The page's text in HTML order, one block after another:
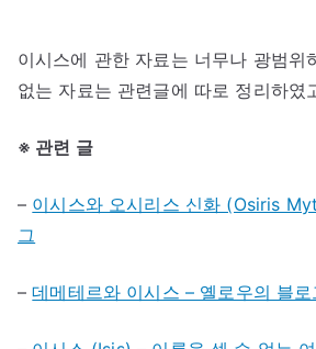
이시스에 관한 자료는 너무나 광범위
없는 자료는 관련글에 따로 정리하였
※ 관련 글
– 이시스와 오시리스 신화 (Osiris
그
–데메테르와 이시스 – 옐로우의 블로